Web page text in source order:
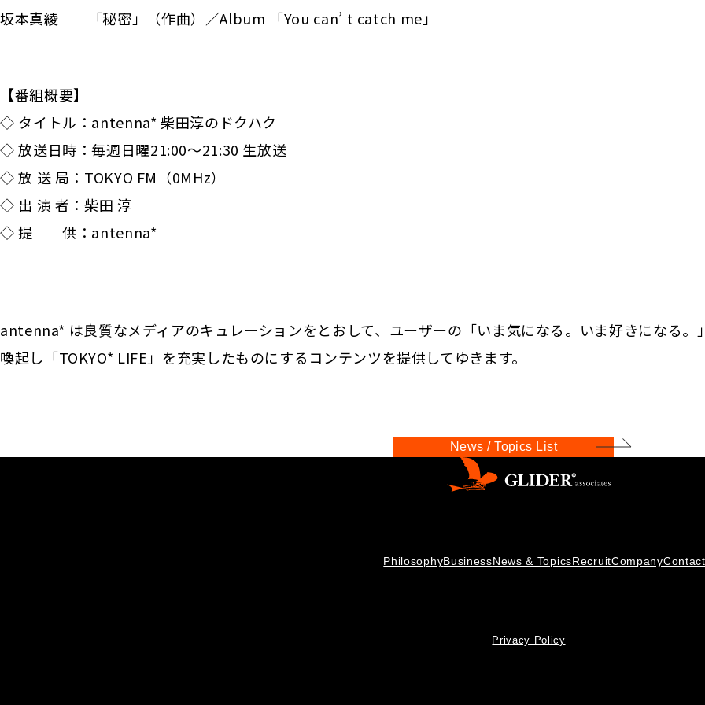
坂本真綾 「秘密」（作曲）／Album 「You can’ t catch me」
【番組概要】
◇ タイトル：antenna* 柴田淳のドクハク
◇ 放送日時：毎週日曜21:00〜21:30 生放送
◇ 放 送 局：TOKYO FM（0MHz）
◇ 出 演 者：柴田 淳
◇ 提 供：antenna*
antenna* は良質なメディアのキュレーションをとおして、ユーザーの「いま気になる。いま好きになる。
喚起し「TOKYO* LIFE」を充実したものにするコンテンツを提供してゆきます。
News / Topics List
PhilosophyBusinessNews & TopicsRecruitCompanyContact
Privacy Policy